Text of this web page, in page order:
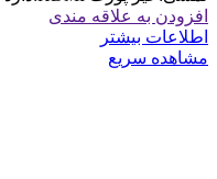
افزودن به علاقه مندی
اطلاعات بیشتر
مشاهده سریع